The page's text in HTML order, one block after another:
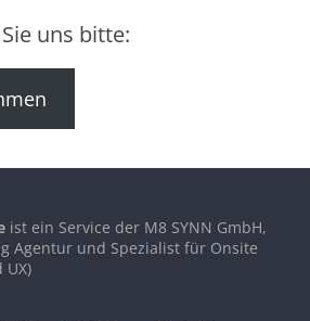
uns bitte:
ist ein Service der M8 SYNN GmbH,
Agentur und Spezialist für Onsite
UX)